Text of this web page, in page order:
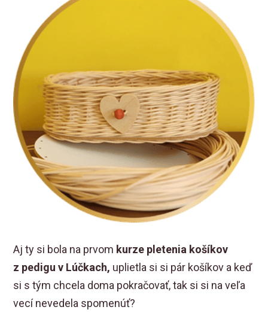
Aj ty si bola na prvom kurze pletenia košíkov
z pedigu v Lúčkach, uplietla si si pár košíkov a keď
si s tým chcela doma pokračovať, tak si si na veľa
vecí nevedela spomenúť?